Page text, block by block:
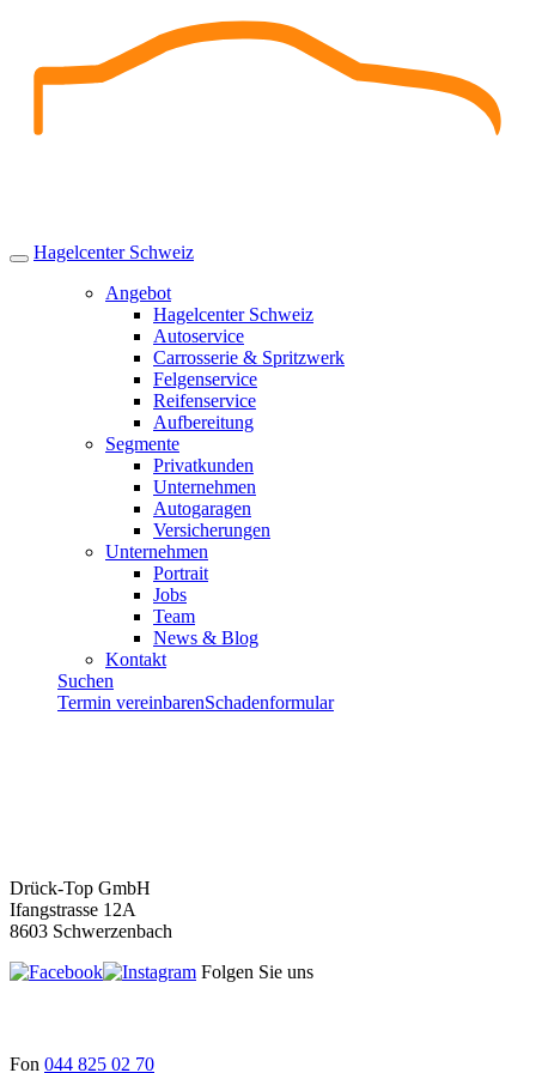
content
Hagelcenter Schweiz
Angebot
Hagelcenter Schweiz
Autoservice
Carrosserie & Spritzwerk
Felgenservice
Reifenservice
Aufbereitung
Segmente
Privatkunden
Unternehmen
Autogaragen
Versicherungen
Unternehmen
Portrait
Jobs
Team
News & Blog
Kontakt
Suchen
Termin vereinbarenSchadenformular
Drück-Top GmbH
Ifangstrasse 12A
8603 Schwerzenbach
Folgen Sie uns
Fon 044 825 02 70